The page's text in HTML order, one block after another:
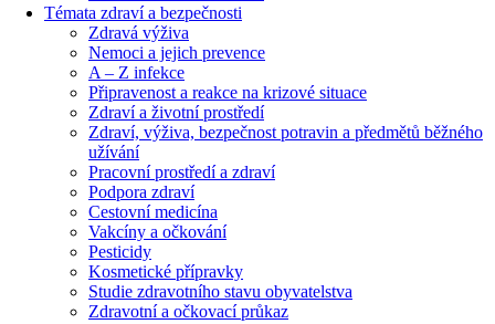
Témata zdraví a bezpečnosti
Zdravá výživa
Nemoci a jejich prevence
A – Z infekce
Připravenost a reakce na krizové situace
Zdraví a životní prostředí
Zdraví, výživa, bezpečnost potravin a předmětů běžného
užívání
Pracovní prostředí a zdraví
Podpora zdraví
Cestovní medicína
Vakcíny a očkování
Pesticidy
Kosmetické přípravky
Studie zdravotního stavu obyvatelstva
Zdravotní a očkovací průkaz